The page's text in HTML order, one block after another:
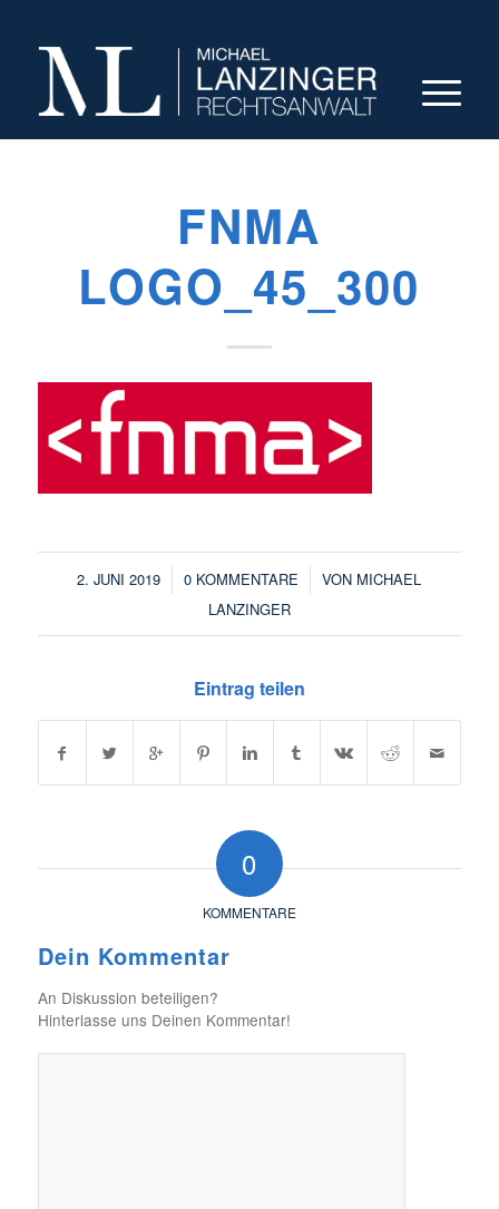
FNMA
LOGO_45_300
2. JUNI 2019
/ 0 KOMMENTARE
/ VON MICHAEL
LANZINGER
Eintrag teilen
0
KOMMENTARE
Dein Kommentar
An Diskussion beteiligen?
Hinterlasse uns Deinen Kommentar!